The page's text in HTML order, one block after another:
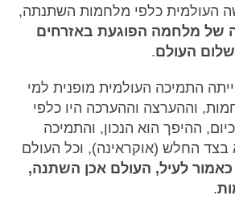
העולמית כלפי מלחמות השתנתה,
של מלחמה הפוגעת באזרחים
העולם.
התמיכה העולמית מופנית למי
וההערצה וההערכה היו כלפי
ההיפך הוא הנכון, והתמיכה
בצד החלש (אוקראינה), וכל העולם
כאמור לעיל, העולם אכן השתנה,
.